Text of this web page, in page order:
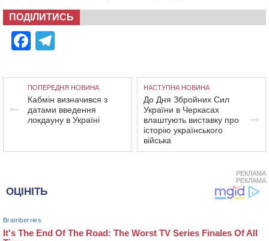
ПОДІЛИТИСЬ
Facebook
ПОПЕРЕДНЯ НОВИНА
Кабмін визначився з
датами введення
локдауну в Україні
НАСТУПНА НОВИНА
До Дня Збройних Сил
України в Черкасах
влаштують виставку про
історію українського
війська
РЕКЛАМА
РЕКЛАМА